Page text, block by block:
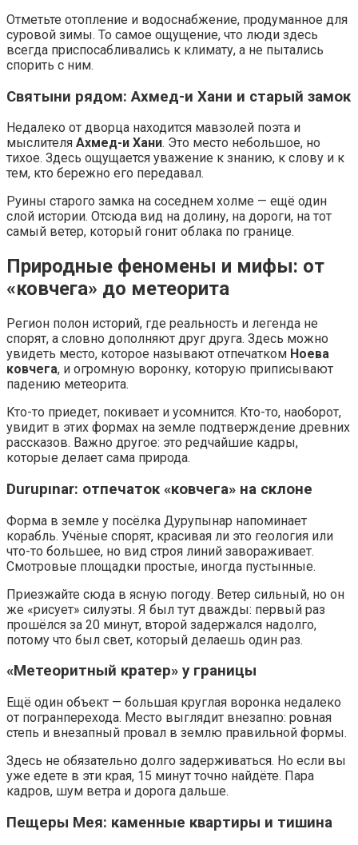
Отметьте отопление и водоснабжение, продуманное для
суровой зимы. То самое ощущение, что люди здесь
всегда приспосабливались к климату, а не пытались
спорить с ним.
Святыни рядом: Ахмед-и Хани и старый замок
Недалеко от дворца находится мавзолей поэта и
мыслителя Ахмед-и Хани. Это место небольшое, но
тихое. Здесь ощущается уважение к знанию, к слову и к
тем, кто бережно его передавал.
Руины старого замка на соседнем холме — ещё один
слой истории. Отсюда вид на долину, на дороги, на тот
самый ветер, который гонит облака по границе.
Природные феномены и мифы: от
«ковчега» до метеорита
Регион полон историй, где реальность и легенда не
спорят, а словно дополняют друг друга. Здесь можно
увидеть место, которое называют отпечатком Ноева
ковчега, и огромную воронку, которую приписывают
падению метеорита.
Кто-то приедет, покивает и усомнится. Кто-то, наоборот,
увидит в этих формах на земле подтверждение древних
рассказов. Важно другое: это редчайшие кадры,
которые делает сама природа.
Durupınar: отпечаток «ковчега» на склоне
Форма в земле у посёлка Дурупынар напоминает
корабль. Учёные спорят, красивая ли это геология или
что-то большее, но вид строя линий завораживает.
Смотровые площадки простые, иногда пустынные.
Приезжайте сюда в ясную погоду. Ветер сильный, но он
же «рисует» силуэты. Я был тут дважды: первый раз
прошёлся за 20 минут, второй задержался надолго,
потому что был свет, который делаешь один раз.
«Метеоритный кратер» у границы
Ещё один объект — большая круглая воронка недалеко
от погранперехода. Место выглядит внезапно: ровная
степь и внезапный провал в землю правильной формы.
Здесь не обязательно долго задерживаться. Но если вы
уже едете в эти края, 15 минут точно найдёте. Пара
кадров, шум ветра и дорога дальше.
Пещеры Мея: каменные квартиры и тишина